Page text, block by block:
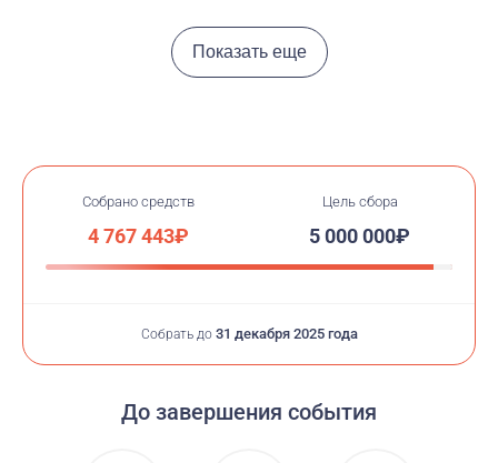
Показать еще
Собрано средств
4 767 443₽
Цель сбора
5 000 000₽
Собрать до 31 декабря 2025 года
До завершения события